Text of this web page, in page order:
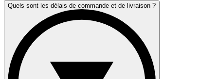
Quels sont les délais de commande et de livraison ?